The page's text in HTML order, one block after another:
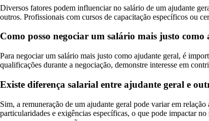
Diversos fatores podem influenciar no salário de um ajudante
outros. Profissionais com cursos de capacitação específicos ou
Como posso negociar um salário mais justo como
Para negociar um salário mais justo como ajudante geral, é
qualificações durante a negociação, demonstre interesse em
Existe diferença salarial entre ajudante geral e
Sim, a remuneração de um ajudante geral pode variar em
particularidades e exigências específicas, o que pode impactar